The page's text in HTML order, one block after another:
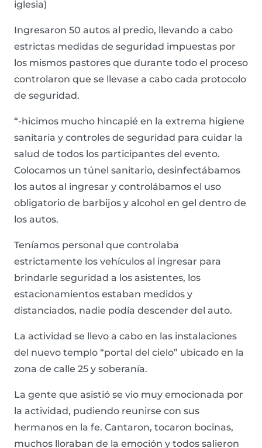
iglesia)
Ingresaron 50 autos al predio, llevando a cabo
estrictas medidas de seguridad impuestas por
los mismos pastores que durante todo el proceso
controlaron que se llevase a cabo cada protocolo
de seguridad.
“-hicimos mucho hincapié en la extrema higiene
sanitaria y controles de seguridad para cuidar la
salud de todos los participantes del evento.
Colocamos un túnel sanitario, desinfectábamos
los autos al ingresar y controlábamos el uso
obligatorio de barbijos y alcohol en gel dentro de
los autos.
Teníamos personal que controlaba
estrictamente los vehículos al ingresar para
brindarle seguridad a los asistentes, los
estacionamientos estaban medidos y
distanciados, nadie podía descender del auto.
La actividad se llevo a cabo en las instalaciones
del nuevo templo “portal del cielo” ubicado en la
zona de calle 25 y soberanía.
La gente que asistió se vio muy emocionada por
la actividad, pudiendo reunirse con sus
hermanos en la fe. Cantaron, tocaron bocinas,
muchos lloraban de la emoción y todos salieron